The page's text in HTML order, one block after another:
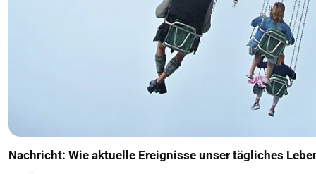
Nachricht: Wie aktuelle Ereignisse unser tägliches